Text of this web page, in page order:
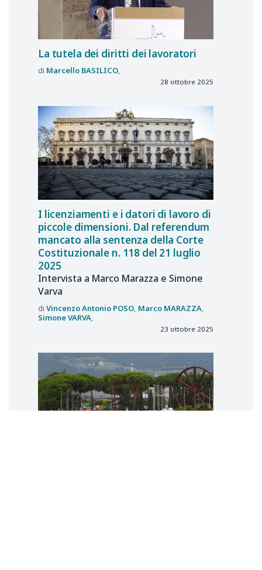
La tutela dei diritti dei lavoratori
Marcello BASILICO
28 ottobre 2025
I licenziamenti e i datori di lavoro di
piccole dimensioni. Dal referendum
mancato alla sentenza della Corte
Costituzionale n. 118 del 21 luglio
2025
Intervista a Marco Marazza e Simone
Varva
Vincenzo Antonio POSO Marco MARAZZA
SimoneVARVA
23 ottobre 2025